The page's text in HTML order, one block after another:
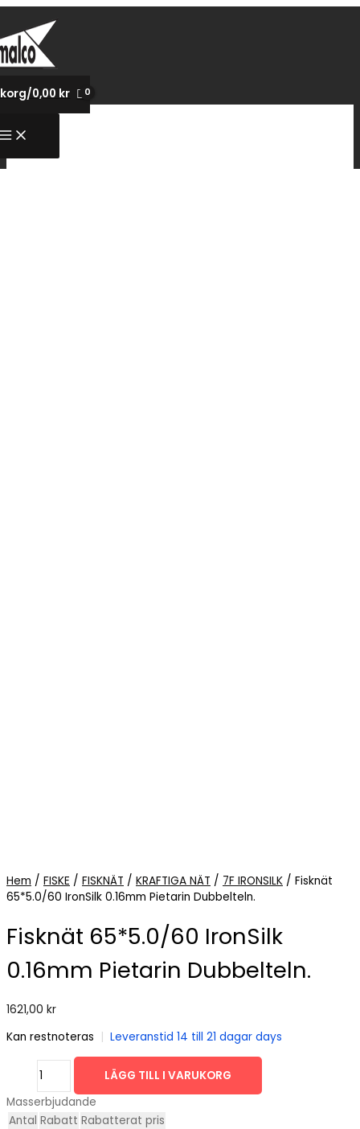
till
innehåll
0,00 kr
Hem / FISKE / FISKNÄT / KRAFTIGA NÄT / 7F IRONSILK / Fisknät
65*5.0/60 IronSilk 0.16mm Pietarin Dubbelteln.
Fisknät 65*5.0/60 IronSilk
0.16mm Pietarin Dubbelteln.
1621,00 kr
Kan restnoteras | Leveranstid 14 till 21 dagar days
65*5.0/60
IronSilk
0.16mm
LÄGG TILL I VARUKORG
Masserbjudande
Antal Rabatt Rabatterat pris